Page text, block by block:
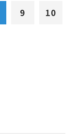
9
10